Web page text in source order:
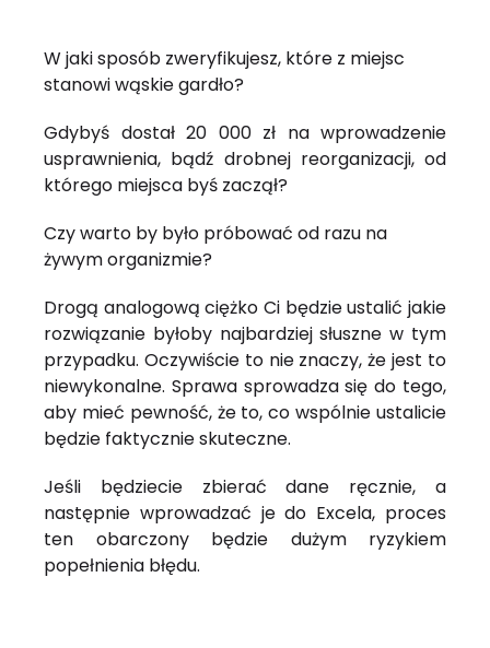
W jaki sposób zweryfikujesz, które z miejsc
stanowi wąskie gardło?
Gdybyś dostał 20 000 zł na wprowadzenie
usprawnienia, bądź drobnej reorganizacji, od
którego miejsca byś zaczął?
Czy warto by było próbować od razu na
żywym organizmie?
Drogą analogową ciężko Ci będzie ustalić jakie
rozwiązanie byłoby najbardziej słuszne w tym
przypadku. Oczywiście to nie znaczy, że jest to
niewykonalne. Sprawa sprowadza się do tego,
aby mieć pewność, że to, co wspólnie ustalicie
będzie faktycznie skuteczne.
Jeśli będziecie zbierać dane ręcznie, a
następnie wprowadzać je do Excela, proces
ten obarczony będzie dużym ryzykiem
popełnienia błędu.